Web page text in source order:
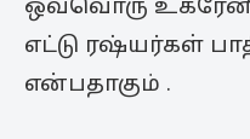
ஒவ்வொரு
எட்டு ரஷ்யர்கள்
என்பதாகும் .